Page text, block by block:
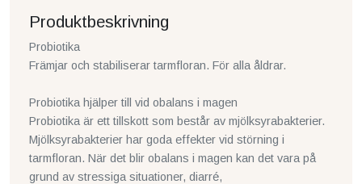
Produktbeskrivning
Probiotika
Främjar och stabiliserar tarmfloran. För alla åldrar.
Probiotika hjälper till vid obalans i magen
Probiotika är ett tillskott som består av mjölksyrabakterier.
Mjölksyrabakterier har goda effekter vid störning i
tarmfloran. När det blir obalans i magen kan det vara på
grund av stressiga situationer, diarré,